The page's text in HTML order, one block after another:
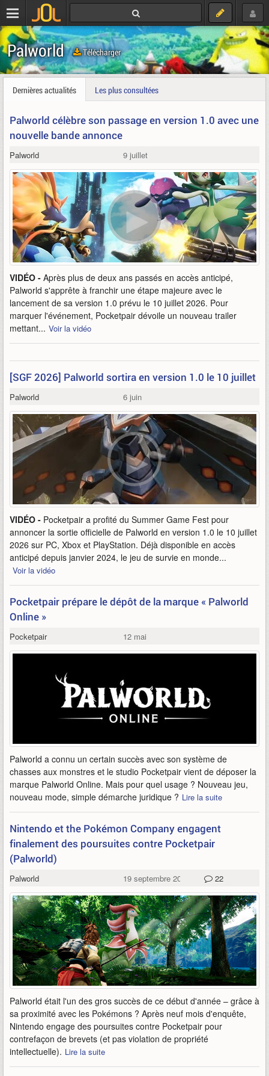
Palworld Télécharger
Dernières actualités Les plus consultées
Palworld célèbre son passage en version 1.0 avec une
nouvelle bande annonce
Palworld 9 juillet
VIDÉO - Après plus de deux ans passés en accès anticipé,
Palworld s'apprête à franchir une étape majeure avec le
lancement de sa version 1.0 prévu le 10 juillet 2026. Pour
marquer l'événement, Pocketpair dévoile un nouveau trailer
mettant... Voir la vidéo
[SGF 2026] Palworld sortira en version 1.0 le 10 juillet
Palworld 6 juin
VIDÉO - Pocketpair a profité du Summer Game Fest pour
annoncer la sortie officielle de Palworld en version 1.0 le 10 juillet
2026 sur PC, Xbox et PlayStation. Déjà disponible en accès
anticipé depuis janvier 2024, le jeu de survie en monde...
Voir la vidéo
Pocketpair prépare le dépôt de la marque « Palworld
Online »
Pocketpair 12 mai
Palworld a connu un certain succès avec son système de
chasses aux monstres et le studio Pocketpair vient de déposer la
marque Palworld Online. Mais pour quel usage ? Nouveau jeu,
nouveau mode, simple démarche juridique ? Lire la suite
Nintendo et the Pokémon Company engagent
finalement des poursuites contre Pocketpair
(Palworld)
Palworld 19 septembre 2024 22
Palworld était l'un des gros succès de ce début d'année – grâce à
sa proximité avec les Pokémons ? Après neuf mois d'enquête,
Nintendo engage des poursuites contre Pocketpair pour
contrefaçon de brevets (et pas violation de propriété
intellectuelle). Lire la suite